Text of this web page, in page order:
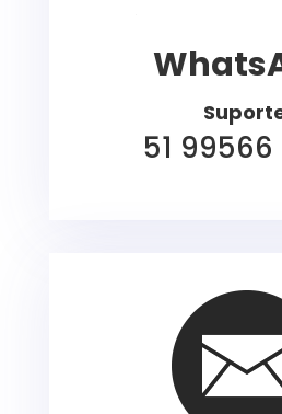
51 99566